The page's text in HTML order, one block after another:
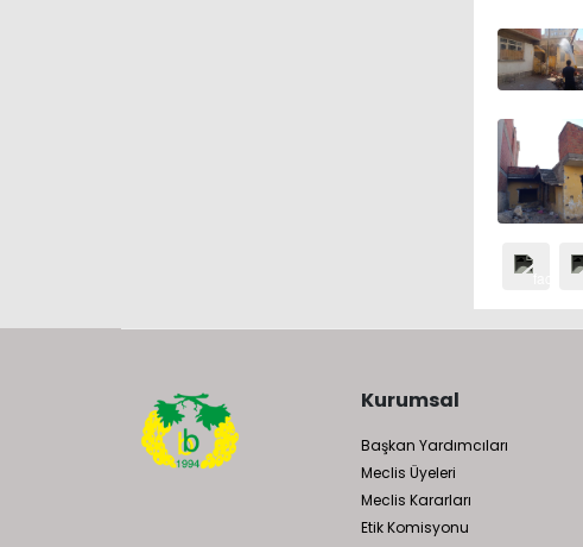
Kurumsal
Başkan Yardımcıları
Meclis Üyeleri
Meclis Kararları
Etik Komisyonu